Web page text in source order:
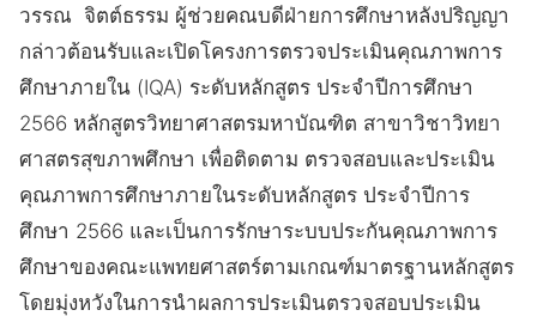
วรรณ จิตต์ธรรม ผู้ช่วยคณบดีฝ่ายการศึกษาหลังปริญญา
กล่าวต้อนรับและเปิดโครงการตรวจประเมินคุณภาพการ
ศึกษาภายใน (IQA) ระดับหลักสูตร ประจำปีการศึกษา
2566 หลักสูตรวิทยาศาสตรมหาบัณฑิต สาขาวิชาวิทยา
ศาสตรสุขภาพศึกษา เพื่อติดตาม ตรวจสอบและประเมิน
คุณภาพการศึกษาภายในระดับหลักสูตร ประจำปีการ
ศึกษา 2566 และเป็นการรักษาระบบประกันคุณภาพการ
ศึกษาของคณะแพทยศาสตร์ตามเกณฑ์มาตรฐานหลักสูตร
โดยมุ่งหวังในการนำผลการประเมินตรวจสอบประเมิน